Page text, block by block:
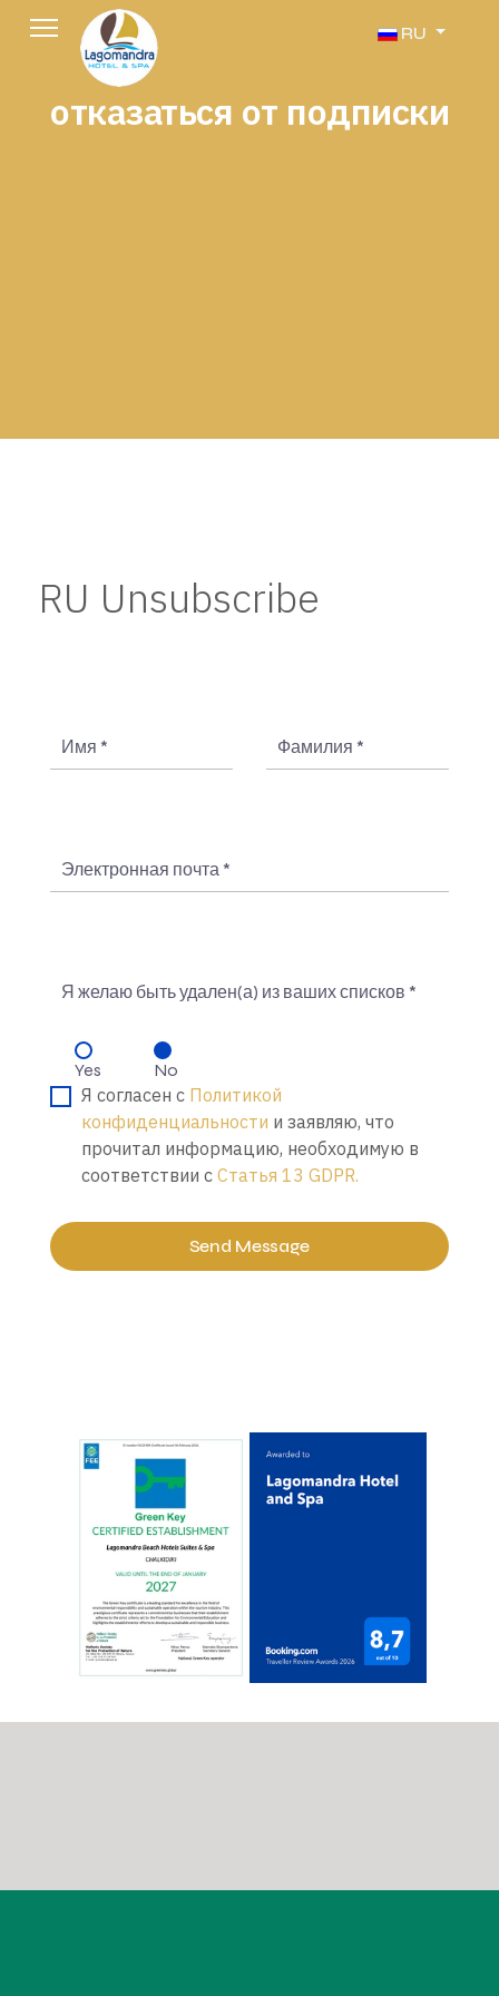
Выберите язык
RU
отказаться от подписки
RU Unsubscribe
Имя * Фамилия *
Электронная почта *
Я желаю быть удален(а) из ваших списков *
Yes No
Я согласен с Политикой
конфиденциальности и заявляю, что
прочитал информацию, необходимую в
соответствии с Статья 13 GDPR.
Send Message